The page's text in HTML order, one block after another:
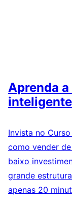
Aprenda
Invista no
como vender
baixo
grande
apenas 20